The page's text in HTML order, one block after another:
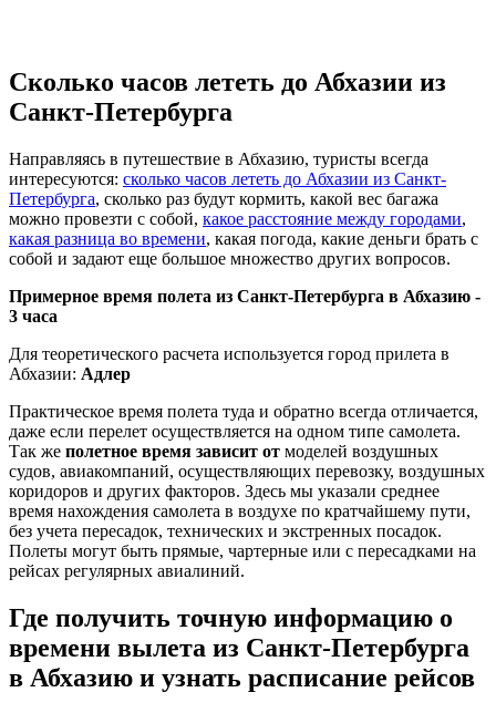
Сколько часов лететь до Абхазии из
Санкт-Петербурга
Направляясь в путешествие в Абхазию, туристы всегда
интересуются: сколько часов лететь до Абхазии из Санкт-
Петербурга, сколько раз будут кормить, какой вес багажа
можно провезти с собой, какое расстояние между городами,
какая разница во времени, какая погода, какие деньги брать с
собой и задают еще большое множество других вопросов.
Примерное время полета из Санкт-Петербурга в Абхазию -
3 часа
Для теоретического расчета используется город прилета в
Абхазии: Адлер
Практическое время полета туда и обратно всегда отличается,
даже если перелет осуществляется на одном типе самолета.
Так же полетное время зависит от моделей воздушных
судов, авиакомпаний, осуществляющих перевозку, воздушных
коридоров и других факторов. Здесь мы указали среднее
время нахождения самолета в воздухе по кратчайшему пути,
без учета пересадок, технических и экстренных посадок.
Полеты могут быть прямые, чартерные или с пересадками на
рейсах регулярных авиалиний.
Где получить точную информацию о
времени вылета из Санкт-Петербурга
в Абхазию и узнать расписание рейсов